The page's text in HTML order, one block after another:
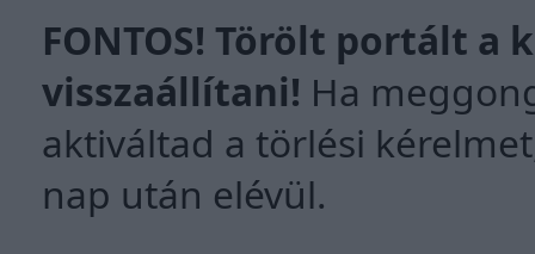
FONTOS! Törölt portált a
visszaállítani! Ha
aktiváltad a törlési
nap után elévül.